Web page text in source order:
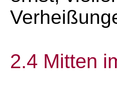
2.4 Mitten